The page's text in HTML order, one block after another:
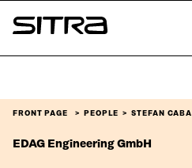
Skip to
content
Sitra
FRONT PAGE PEOPLE STEFAN CABA
EDAG Engineering GmbH